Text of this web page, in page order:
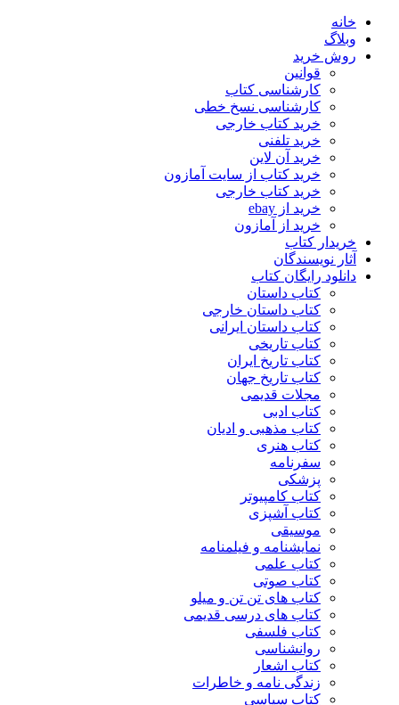
خانه
وبلاگ
روش خرید
قوانین
کارشناسی کتاب
کارشناسی نسخ خطی
خرید کتاب خارجی
خرید تلفنی
خرید آن لاین
خرید کتاب از سایت آمازون
خرید کتاب خارجی
خرید از ebay
خرید از آمازون
خریدار کتاب
آثار نویسندگان
دانلود رایگان کتاب
کتاب داستان
کتاب داستان خارجی
کتاب داستان ایرانی
کتاب تاریخی
کتاب تاریخ ایران
کتاب تاریخ جهان
مجلات قدیمی
کتاب ادبی
کتاب مذهبی و ادیان
کتاب هنری
سفرنامه
پزشکی
کتاب کامپیوتر
کتاب آشپزی
موسیقی
نمایشنامه و فیلمنامه
کتاب علمی
کتاب صوتی
کتاب های تن تن و میلو
کتاب های درسی قدیمی
کتاب فلسفی
روانشناسی
کتاب اشعار
زندگی نامه و خاطرات
کتاب سیاسی